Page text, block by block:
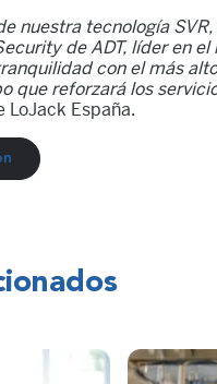
nuestra tecnología
de ADT, líder en
con el más
que reforzará los
LoJack España.